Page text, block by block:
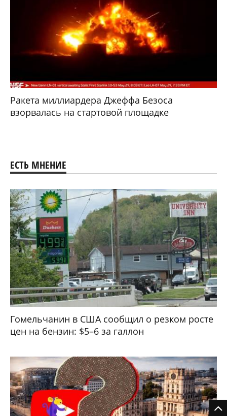
Ракета миллиардера Джеффа Безоса
взорвалась на стартовой площадке
ЕСТЬ МНЕНИЕ
Гомельчанин в США сообщил о резком росте
цен на бензин: $5–6 за галлон